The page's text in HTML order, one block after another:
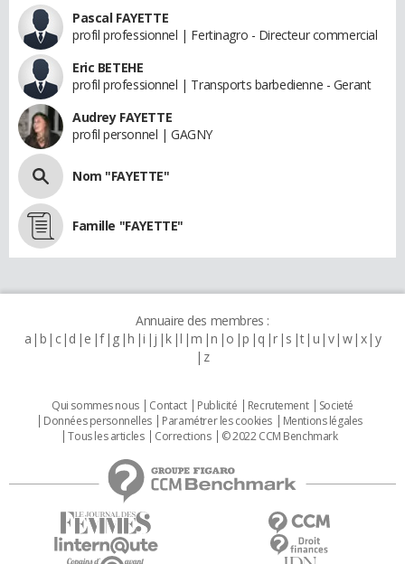
Pascal FAYETTE
profil professionnel | Fertinagro - Directeur commercial
Eric BETEHE
profil professionnel | Transports barbedienne - Gerant
Audrey FAYETTE
profil personnel | GAGNY
Nom "FAYETTE"
Famille "FAYETTE"
Annuaire des membres :
a b c d e f g h i j k l m n o p q r s t u v w x y
z
Qui sommes nous Contact Publicité Recrutement
Societé
Données personnelles
Paramétrer les cookies
Mentions légales
Tous les articles
Corrections © 2022 CCM Benchmark